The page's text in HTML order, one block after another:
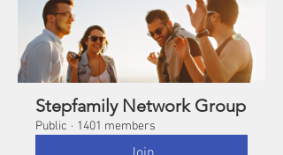
Stepfamily Network Group
Public · 1401 members